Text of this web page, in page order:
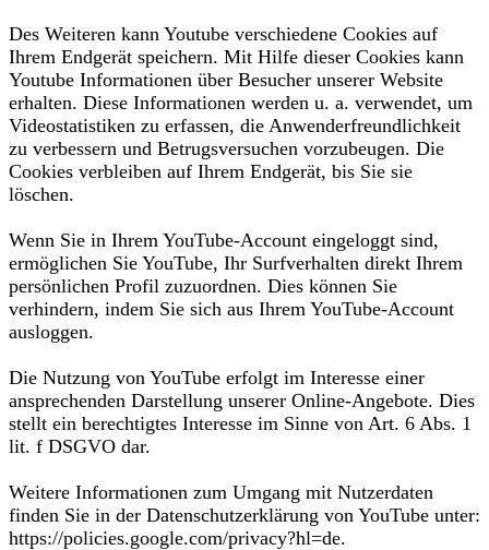
Des Weiteren kann Youtube verschiedene Cookies auf
Ihrem Endgerät speichern. Mit Hilfe dieser Cookies kann
Youtube Informationen über Besucher unserer Website
erhalten. Diese Informationen werden u. a. verwendet, um
Videostatistiken zu erfassen, die Anwenderfreundlichkeit
zu verbessern und Betrugsversuchen vorzubeugen. Die
Cookies verbleiben auf Ihrem Endgerät, bis Sie sie
löschen.
Wenn Sie in Ihrem YouTube-Account eingeloggt sind,
ermöglichen Sie YouTube, Ihr Surfverhalten direkt Ihrem
persönlichen Profil zuzuordnen. Dies können Sie
verhindern, indem Sie sich aus Ihrem YouTube-Account
ausloggen.
Die Nutzung von YouTube erfolgt im Interesse einer
ansprechenden Darstellung unserer Online-Angebote. Dies
stellt ein berechtigtes Interesse im Sinne von Art. 6 Abs. 1
lit. f DSGVO dar.
Weitere Informationen zum Umgang mit Nutzerdaten
finden Sie in der Datenschutzerklärung von YouTube unter:
https://policies.google.com/privacy?hl=de.